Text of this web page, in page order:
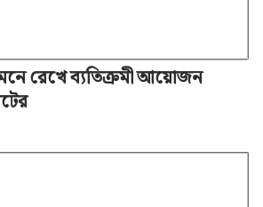
রেখে ব্যতিক্রমী আয়োজন